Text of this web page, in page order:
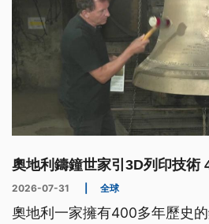
奧地利鑄鐘世家引3D列印技術
2026-07-31 全球
奧地利一家擁有400多年歷史的